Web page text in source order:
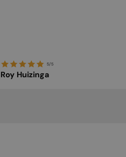
5/5
Roy Huizinga